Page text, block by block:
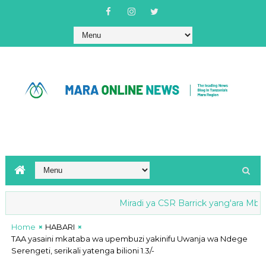
Miradi ya CSR Barrick yang'ara Mbio
Home
HABARI
TAA yasaini mkataba wa upembuzi yakinifu Uwanja wa Ndege
Serengeti, serikali yatenga bilioni 1.3/-